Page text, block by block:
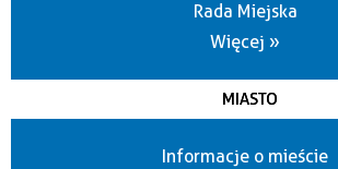
Rada Miejska
Więcej »
MIASTO
Informacje o mieście